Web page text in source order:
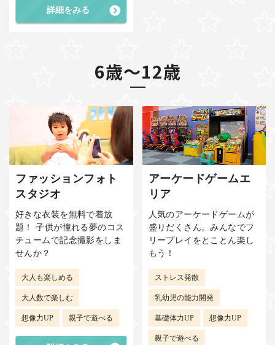
詳細をみる
6歳～12歳
ファッションフォト
スタジオ
好きな衣装を無料で着放
題！ 子供が憧れる夢のコス
チュームで記念撮影をしま
せんか？
大人も楽しめる
大人数で楽しむ
想像力UP 親子で遊べる
アーケードゲームエ
リア
人気のアーケードゲームが
盛りだくさん。みんなでフ
リープレイをとことん楽し
もう！
ストレス発散
乳幼児の能力開発
基礎体力UP 想像力UP
親子で遊べる